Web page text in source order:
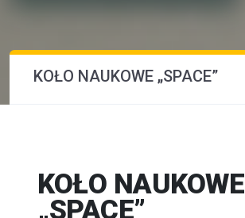
KOŁO NAUKOWE „SPACE”
KOŁO NAUKOWE
„SPACE”